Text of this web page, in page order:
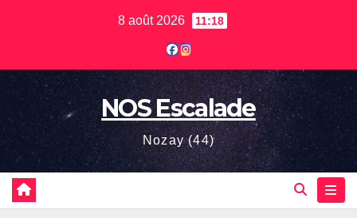
8 août 2026 11:18
NOS Escalade
Nozay (44)